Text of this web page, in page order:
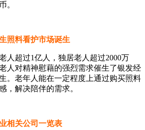
。
料看护市场诞生
超过1亿人，独居老人超过2000万
人对精神慰藉的强烈需求催生了银发经
。老年人能在一定程度上通过购买照料
，解决陪伴的需求。
关公司一览表